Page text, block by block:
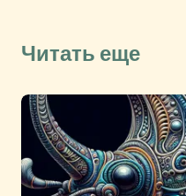
Читать еще